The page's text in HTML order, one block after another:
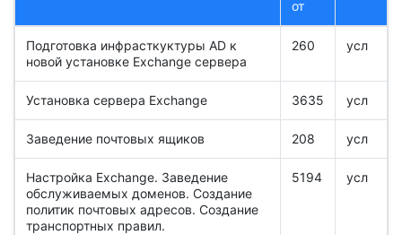
от
Подготовка инфрасткуктуры AD к
новой установке Exchange сервера
260 усл
Установка сервера Exchange 3635 усл
Заведение почтовых ящиков 208 усл
Настройка Exchange. Заведение
обслуживаемых доменов. Создание
политик почтовых адресов. Создание
транспортных правил.
5194 усл